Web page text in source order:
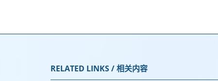
RELATED LINKS / 相关内容